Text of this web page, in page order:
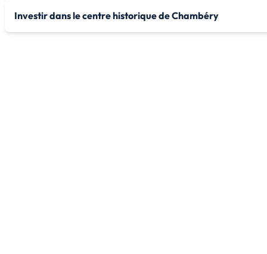
Investir dans le centre historique de Chambéry